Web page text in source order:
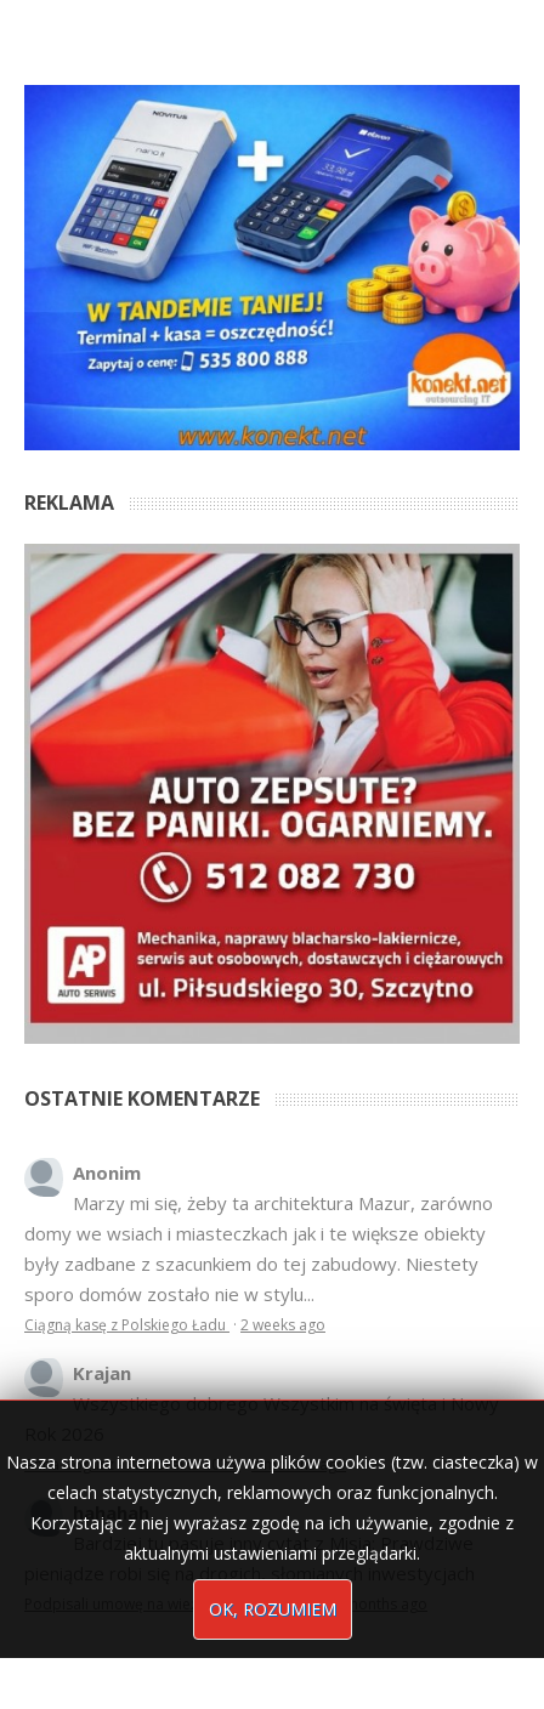
REKLAMA
OSTATNIE KOMENTARZE
Anonim
Marzy mi się, żeby ta architektura Mazur, zarówno
domy we wsiach i miasteczkach jak i te większe obiekty
były zadbane z szacunkiem do tej zabudowy. Niestety
sporo domów zostało nie w stylu...
Ciągną kasę z Polskiego Ładu · 2 weeks ago
Krajan
Wszystkiego dobrego Wszystkim na święta i Nowy
Anna Bogusz - Pastorałka 2025·7 months ago
hahahah
Bardziej tu pasuje inny cytat z Misia: Prawdziwe
pieniądze robi się na drogich, słomianych inwestycjach
Podpisali umowę na wieżę - Kurek Mazurski·7 months ago
Nasza strona internetowa używa plików cookies (tzw. ciasteczka) w
celach statystycznych, reklamowych oraz funkcjonalnych.
Korzystając z niej wyrażasz zgodę na ich używanie, zgodnie z
aktualnymi ustawieniami przeglądarki.
OK, ROZUMIEM